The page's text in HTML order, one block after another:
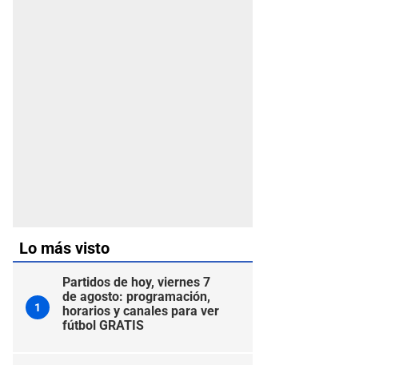
Lo más visto
1
Partidos de hoy, viernes 7
de agosto: programación,
horarios y canales para ver
fútbol GRATIS